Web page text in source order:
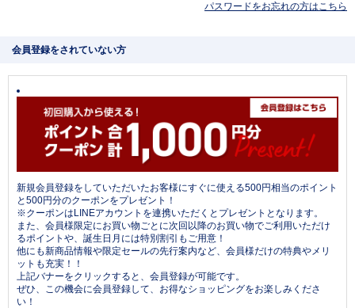
パスワードをお忘れの方はこちら
会員登録をされていない方
新規会員登録をしていただいたお客様にすぐに使える500円相当のポイント
と500円分のクーポンをプレゼント！
※クーポンはLINEアカウントを連携いただくとプレゼントとなります。
また、会員様限定にお買い物ごとに次回以降のお買い物でご利用いただけ
るポイントや、誕生日月には特別割引もご用意！
他にも新商品情報や限定セールの先行案内など、会員様だけの特典やメリ
ットも充実！！
上記バナーをクリックすると、会員登録が可能です。
ぜひ、この機会に会員登録して、お得なショッピングをお楽しみくださ
い！